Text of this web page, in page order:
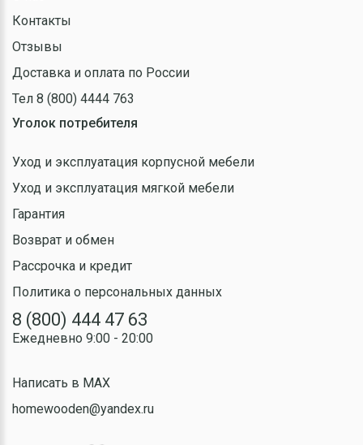
Контакты
Отзывы
Доставка и оплата по России
Тел 8 (800) 4444 763
Уголок потребителя
Уход и эксплуатация корпусной мебели
Уход и эксплуатация мягкой мебели
Гарантия
Возврат и обмен
Рассрочка и кредит
Политика о персональных данных
8 (800) 444 47 63
Ежедневно 9:00 - 20:00
Написать в MAX
homewooden@yandex.ru